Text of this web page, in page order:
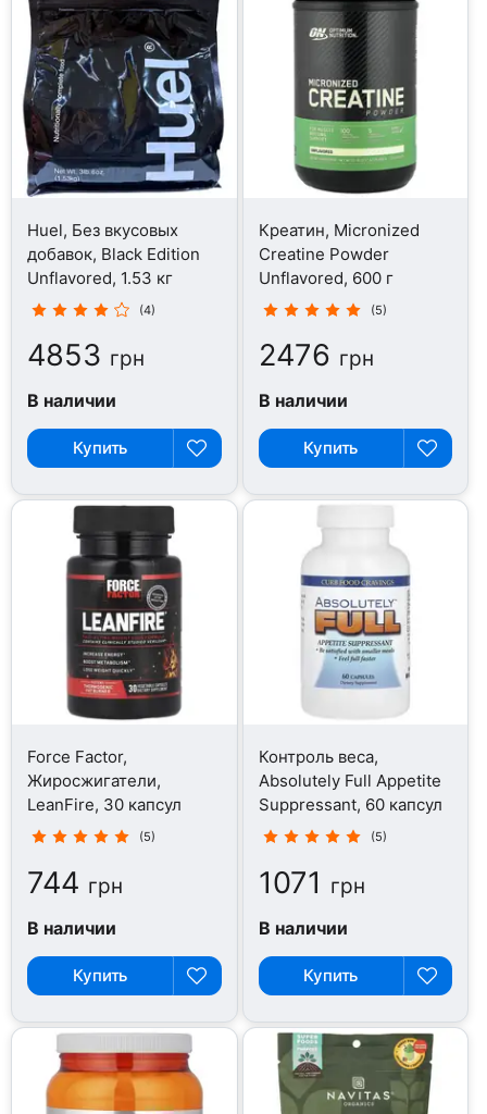
Huel, Без вкусовых
добавок, Black Edition
Unflavored, 1.53 кг
(4)
4853 грн
В наличии
Купить
Креатин, Micronized
Creatine Powder
Unflavored, 600 г
(5)
2476 грн
В наличии
Купить
Force Factor,
Жиросжигатели,
LeanFire, 30 капсул
(5)
744 грн
В наличии
Купить
Контроль веса,
Absolutely Full Appetite
Suppressant, 60 капсул
(5)
1071 грн
В наличии
Купить